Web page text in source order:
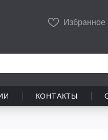
Избранное
КОНТАКТЫ